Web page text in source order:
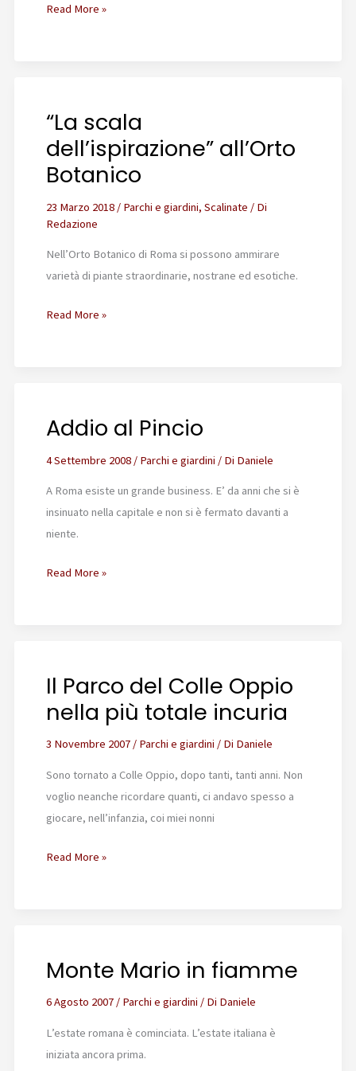
L’erba
Read More »
“La scala
dell’ispirazione” all’Orto
Botanico
23 Marzo 2018 / Parchi e giardini, Scalinate / Di
Redazione
Nell’Orto Botanico di Roma si possono ammirare
varietà di piante straordinarie, nostrane ed esotiche.
“La
Read More »
Addio al Pincio
4 Settembre 2008 / Parchi e giardini / Di Daniele
A Roma esiste un grande business. E’ da anni che si è
insinuato nella capitale e non si è fermato davanti a
niente.
Addio
Read More »
Il Parco del Colle Oppio
nella più totale incuria
3 Novembre 2007 / Parchi e giardini / Di Daniele
Sono tornato a Colle Oppio, dopo tanti, tanti anni. Non
voglio neanche ricordare quanti, ci andavo spesso a
giocare, nell’infanzia, coi miei nonni
Il
nella
totale
incuria
Read More »
Monte Mario in fiamme
6 Agosto 2007 / Parchi e giardini / Di Daniele
L’estate romana è cominciata. L’estate italiana è
iniziata ancora prima.